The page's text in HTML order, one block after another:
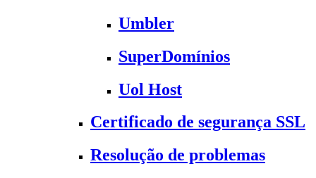
Umbler
SuperDomínios
Uol Host
Certificado de segurança SSL
Resolução de problemas